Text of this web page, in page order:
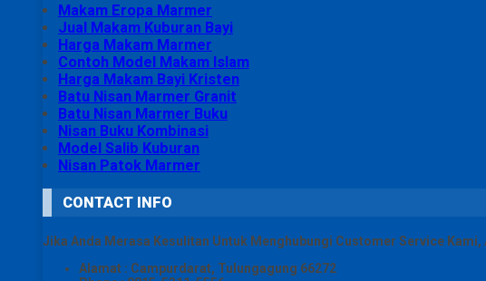
Makam Eropa Marmer
Jual Makam Kuburan Bayi
Harga Makam Marmer
Contoh Model Makam Islam
Harga Makam Bayi Kristen
Batu Nisan Marmer Granit
Batu Nisan Marmer Buku
Nisan Buku Kombinasi
Model Salib Kuburan
Nisan Patok Marmer
CONTACT INFO
Jika Anda Merasa Kesulitan Untuk Menghubungi Customer Service
Alamat : Campurdarat, Tulungagung 66272